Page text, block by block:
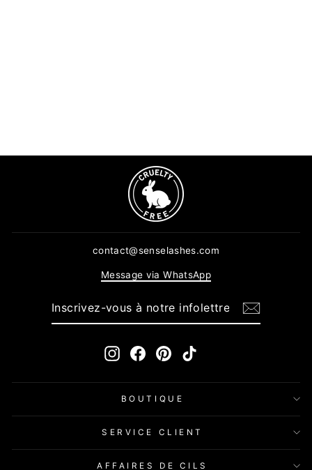
contact@senselashes.com
Message via WhatsApp
InstagramFacebookPinterest
BOUTIQUE
SERVICE CLIENT
AFFAIRES DE CILS